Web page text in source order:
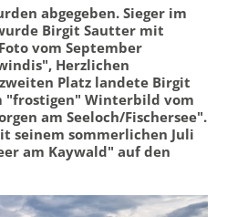
abgegeben. Sieger im
Birgit Sautter mit
vom September
Herzlichen
Platz landete Birgit
"frostigen" Winterbild vom
am Seeloch/Fischersee".
seinem sommerlichen Juli
am Kaywald" auf den